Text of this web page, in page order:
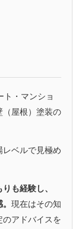
ト・マンショ
（屋根）塗装の
ベルで見極め
も経験し、
現在はその知
のアドバイスを